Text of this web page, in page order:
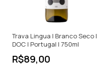
Trava Lingua | Branco Seco |
DOC | Portugal | 750ml
R$89,00